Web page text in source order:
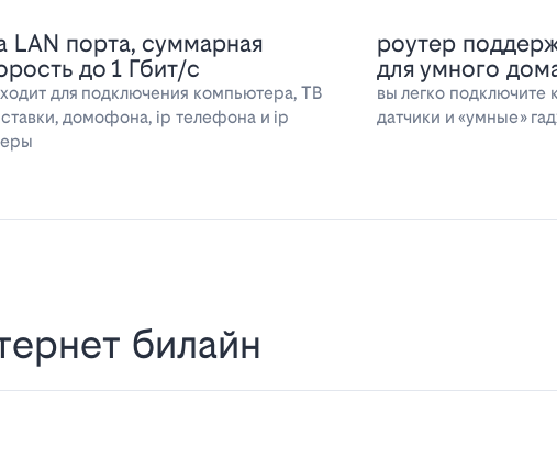
LAN порта, суммарная
до 1 Гбит/с
для подключения компьютера, ТВ
домофона, ip телефона и ip
роутер
для умного
вы легко подключите
датчики и «умные»
билайн